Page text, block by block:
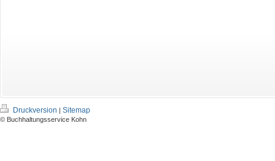
Druckversion | Sitemap
© Buchhaltungsservice Kohn